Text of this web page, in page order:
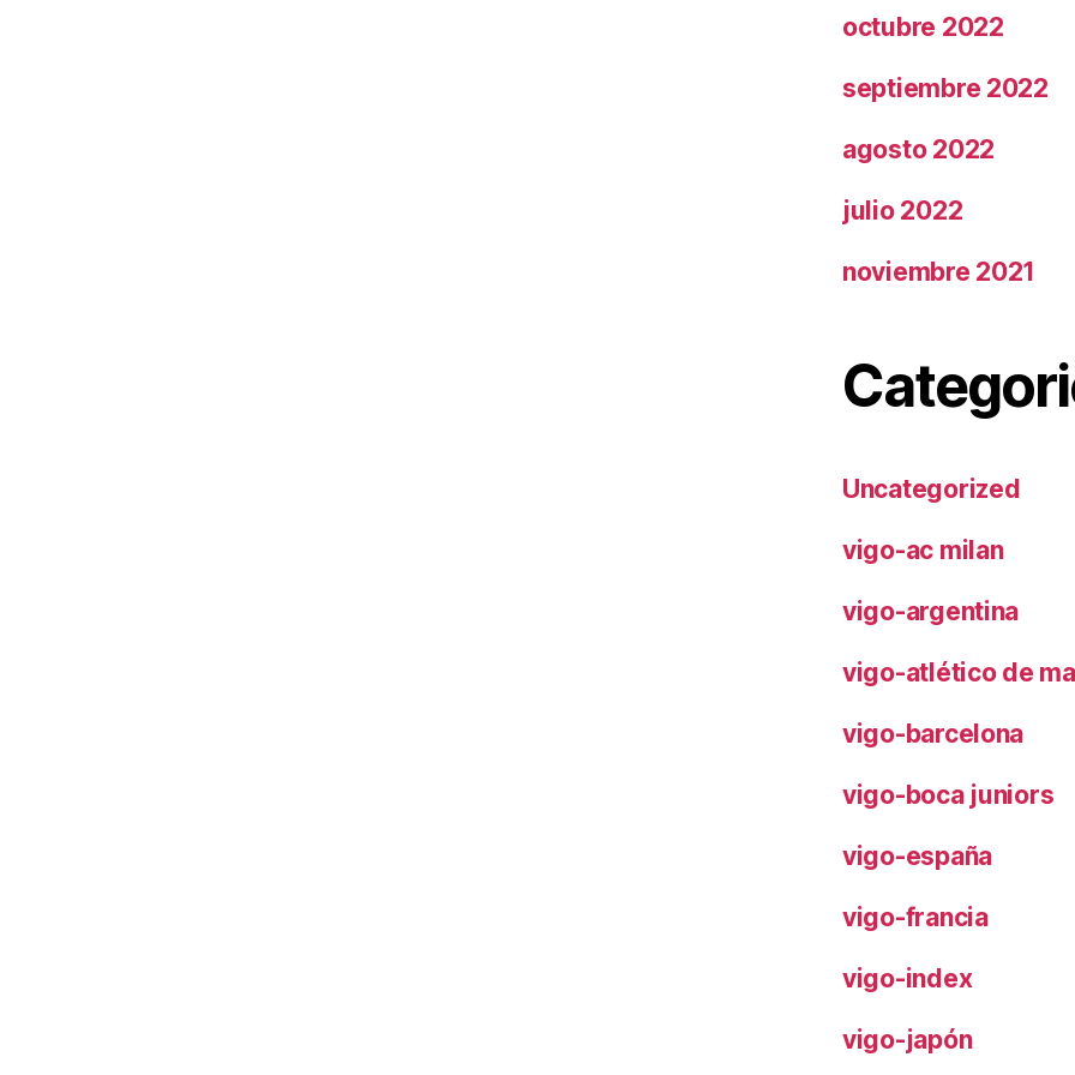
octubre 2022
septiembre 2022
agosto 2022
julio 2022
noviembre 2021
Uncategorized
vigo-ac milan
vigo-argentina
vigo-atlético de
vigo-barcelona
vigo-boca juniors
vigo-españa
vigo-francia
vigo-index
vigo-japón